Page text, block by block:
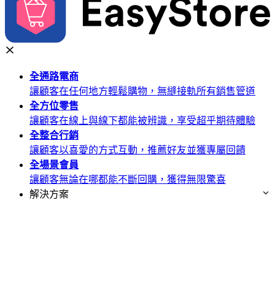
全通路電商
讓顧客在任何地方輕鬆購物，無縫接軌所有銷售管道
全方位零售
讓顧客在線上與線下都能被辨識，享受超乎期待體驗
全整合行銷
讓顧客以喜愛的方式互動，推薦好友並獲專屬回饋
全場景會員
讓顧客無論在哪都能不斷回購，獲得無限驚喜
解決方案